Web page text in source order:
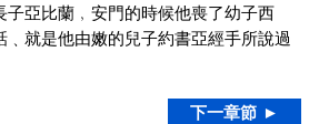
子亞比蘭﹐安門的時候他喪了幼子西
就是他由嫩的兒子約書亞經手所說過
下一章節 ►